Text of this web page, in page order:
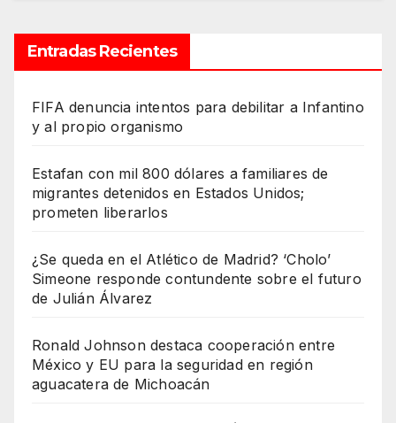
Entradas Recientes
FIFA denuncia intentos para debilitar a Infantino
y al propio organismo
Estafan con mil 800 dólares a familiares de
migrantes detenidos en Estados Unidos;
prometen liberarlos
¿Se queda en el Atlético de Madrid? ‘Cholo’
Simeone responde contundente sobre el futuro
de Julián Álvarez
Ronald Johnson destaca cooperación entre
México y EU para la seguridad en región
aguacatera de Michoacán